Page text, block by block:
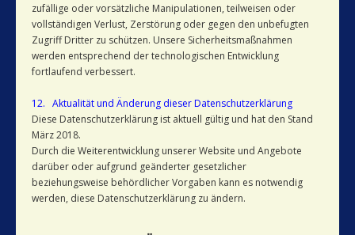
zufällige oder vorsätzliche Manipulationen, teilweisen oder
vollständigen Verlust, Zerstörung oder gegen den unbefugten
Zugriff Dritter zu schützen. Unsere Sicherheitsmaßnahmen
werden entsprechend der technologischen Entwicklung
fortlaufend verbessert.
12. Aktualität und Änderung dieser Datenschutzerklärung
Diese Datenschutzerklärung ist aktuell gültig und hat den Stand
März 2018.
Durch die Weiterentwicklung unserer Website und Angebote
darüber oder aufgrund geänderter gesetzlicher
beziehungsweise behördlicher Vorgaben kann es notwendig
werden, diese Datenschutzerklärung zu ändern.